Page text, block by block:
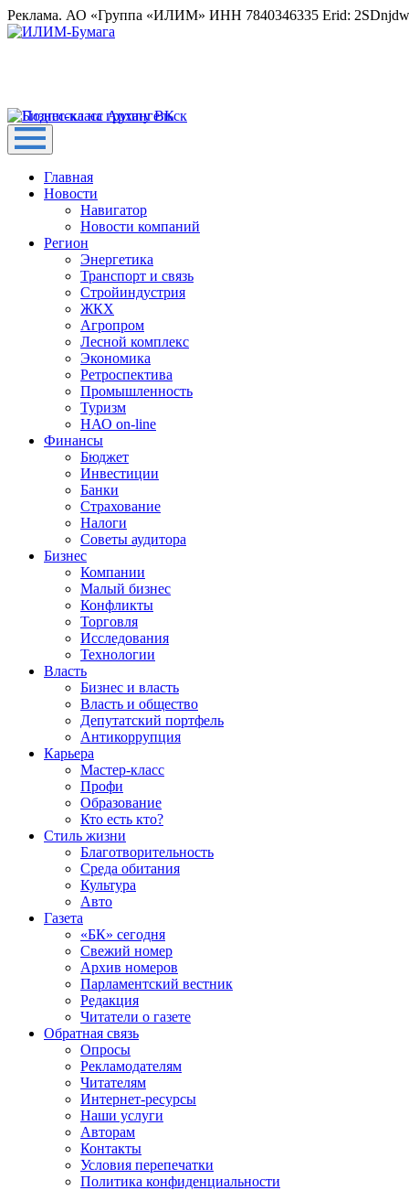
Реклама. АО «Группа «ИЛИМ» ИНН 7840346335 Erid:
Главная
Новости
Навигатор
Новости компаний
Регион
Энергетика
Транспорт и связь
Стройиндустрия
ЖКХ
Агропром
Лесной комплекс
Экономика
Ретроспектива
Промышленность
Туризм
НАО on-line
Финансы
Бюджет
Инвестиции
Банки
Страхование
Налоги
Советы аудитора
Бизнес
Компании
Малый бизнес
Конфликты
Торговля
Исследования
Технологии
Власть
Бизнес и власть
Власть и общество
Депутатский портфель
Антикоррупция
Карьера
Мастер-класс
Профи
Образование
Кто есть кто?
Стиль жизни
Благотворительность
Среда обитания
Культура
Авто
Газета
«БК» сегодня
Свежий номер
Архив номеров
Парламентский вестник
Редакция
Читатели о газете
Обратная связь
Опросы
Рекламодателям
Читателям
Интернет-ресурсы
Наши услуги
Авторам
Контакты
Условия перепечатки
Политика конфиденциальности